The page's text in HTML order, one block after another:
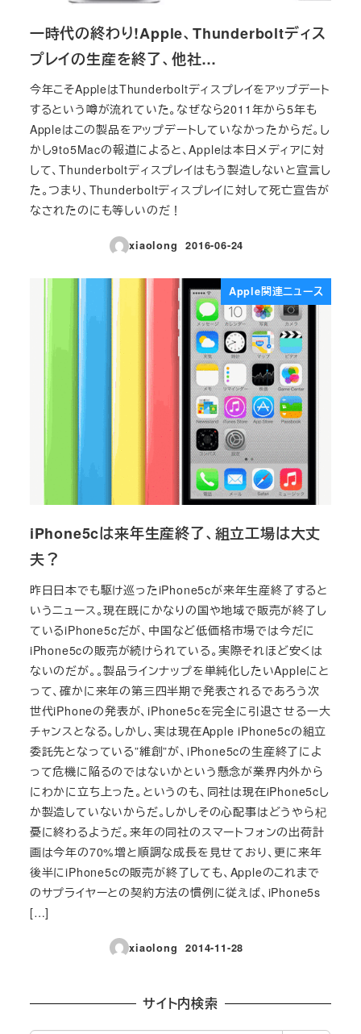
一時代の終わり!Apple、Thunderboltディス
プレイの生産を終了、他社…
今年こそAppleはThunderboltディスプレイをアップデート
するという噂が流れていた。なぜなら2011年から5年も
Appleはこの製品をアップデートしていなかったからだ。し
かし9to5Macの報道によると、Appleは本日メディアに対
して、Thunderboltディスプレイはもう製造しないと宣言し
た。つまり、Thunderboltディスプレイに対して死亡宣告が
なされたのにも等しいのだ！
xiaolong
投稿日
2016-06-24
Apple関連ニュース
iPhone5cは来年生産終了、組立工場は大丈
夫？
昨日日本でも駆け巡ったiPhone5cが来年生産終了すると
いうニュース。現在既にかなりの国や地域で販売が終了し
ているiPhone5cだが、中国など低価格市場では今だに
iPhone5cの販売が続けられている。実際それほど安くは
ないのだが。。製品ラインナップを単純化したいAppleにと
って、確かに来年の第三四半期で発表されるであろう次
世代iPhoneの発表が、iPhone5cを完全に引退させる一大
チャンスとなる。しかし、実は現在Apple iPhone5cの組立
委託先となっている”維創”が、iPhone5cの生産終了によ
って危機に陥るのではないかという懸念が業界内外から
にわかに立ち上った。というのも、同社は現在iPhone5cし
か製造していないからだ。しかしその心配事はどうやら杞
憂に終わるようだ。来年の同社のスマートフォンの出荷計
画は今年の70%増と順調な成長を見せており、更に来年
後半にiPhone5cの販売が終了しても、Appleのこれまで
のサプライヤーとの契約方法の慣例に従えば、iPhone5s
[…]
xiaolong
投稿日
2014-11-28
サイト内検索